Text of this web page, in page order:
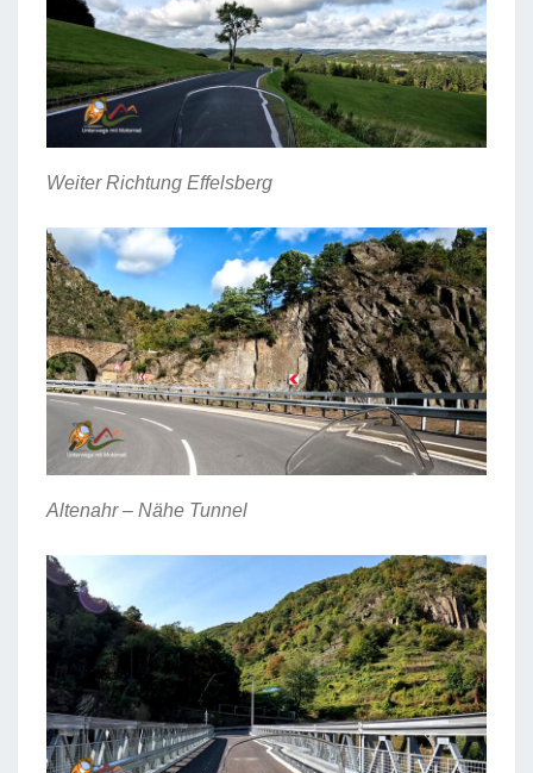
Weiter Richtung Effelsberg
Altenahr – Nähe Tunnel